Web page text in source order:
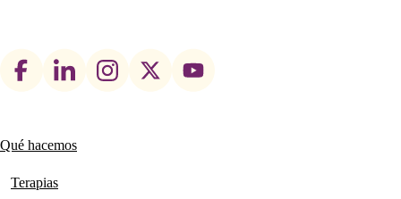
Footer
Main
navigation
Qué hacemos
Terapias